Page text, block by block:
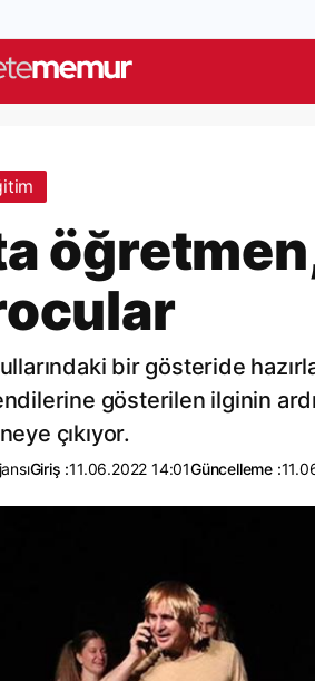
bir gösteride
gösterilen ilginin
çıkıyor.
Giriş :11.06.2022 14:01Güncelleme :